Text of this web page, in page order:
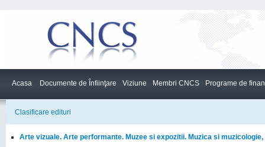
Acasa Documente de Înfiinţare Viziune Membri CNCS Programe de
Clasificare edituri
Arte vizuale. Arte performante. Muzee si expozitii. Muzica si